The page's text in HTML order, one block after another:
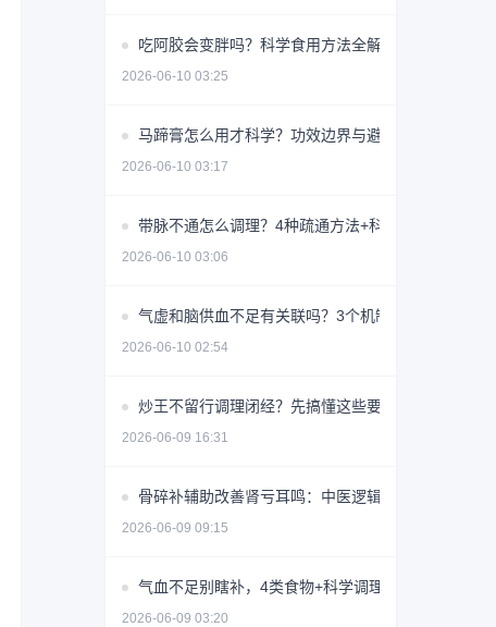
吃阿胶会变胖吗？科学食用方法全解析
2026-06-10 03:25
马蹄膏怎么用才科学？功效边界与避坑指南
2026-06-10 03:17
带脉不通怎么调理？4种疏通方法+科学避坑指南
2026-06-10 03:06
气虚和脑供血不足有关联吗？3个机制揭秘
2026-06-10 02:54
炒王不留行调理闭经？先搞懂这些要点避免无效用药
2026-06-09 16:31
骨碎补辅助改善肾亏耳鸣：中医逻辑与使用指南
2026-06-09 09:15
气血不足别瞎补，4类食物+科学调理指南
2026-06-09 03:20